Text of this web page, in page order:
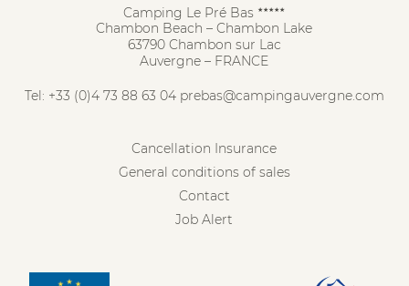
Camping Le Pré Bas ★★★★★
Chambon Beach – Chambon Lake
63790 Chambon sur Lac
Auvergne – FRANCE
Tel: +33 (0)4 73 88 63 04 prebas@campingauvergne.com
Cancellation Insurance
General conditions of sales
Contact
Job Alert